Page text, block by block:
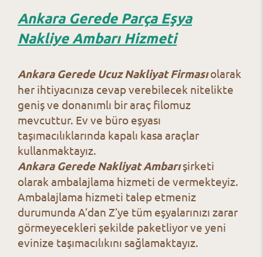
Ankara Gerede Parça Eşya
Nakliye Ambarı Hizmeti
Ankara Gerede Ucuz Nakliyat Firmasıolarak
her ihtiyacınıza cevap verebilecek nitelikte
geniş ve donanımlı bir araç filomuz
mevcuttur. Ev ve büro eşyası
taşımacılıklarında kapalı kasa araçlar
kullanmaktayız.
Ankara Gerede Nakliyat Ambarışirketi
olarak ambalajlama hizmeti de vermekteyiz.
Ambalajlama hizmeti talep etmeniz
durumunda A’dan Z’ye tüm eşyalarınızı zarar
görmeyecekleri şekilde paketliyor ve yeni
evinize taşımacılıkını sağlamaktayız.